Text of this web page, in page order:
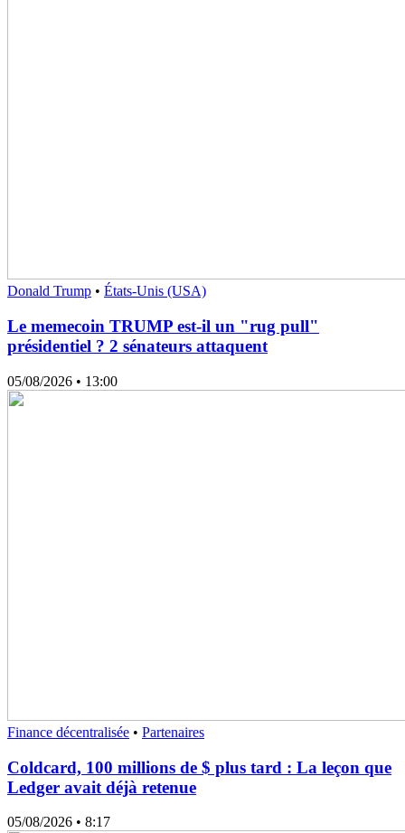
Donald Trump • États-Unis (USA)
Le memecoin TRUMP est-il un "rug pull"
présidentiel ? 2 sénateurs attaquent
05/08/2026 • 13:00
Finance décentralisée • Partenaires
Coldcard, 100 millions de $ plus tard : La leçon que
Ledger avait déjà retenue
05/08/2026 • 8:17